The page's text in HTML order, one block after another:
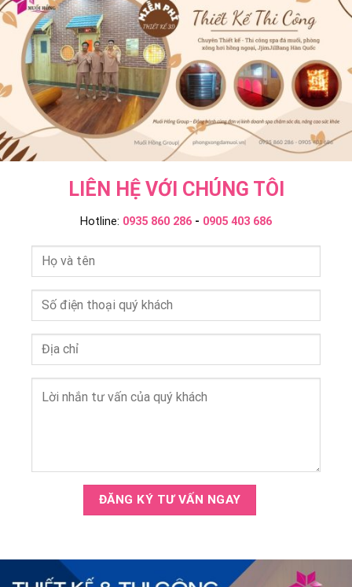
Group
Hồng
Group
–
Muối
Hồng
Group
LIÊN HỆ VỚI CHÚNG TÔI
Hotline: 0935 860 286 - 0905 403 686